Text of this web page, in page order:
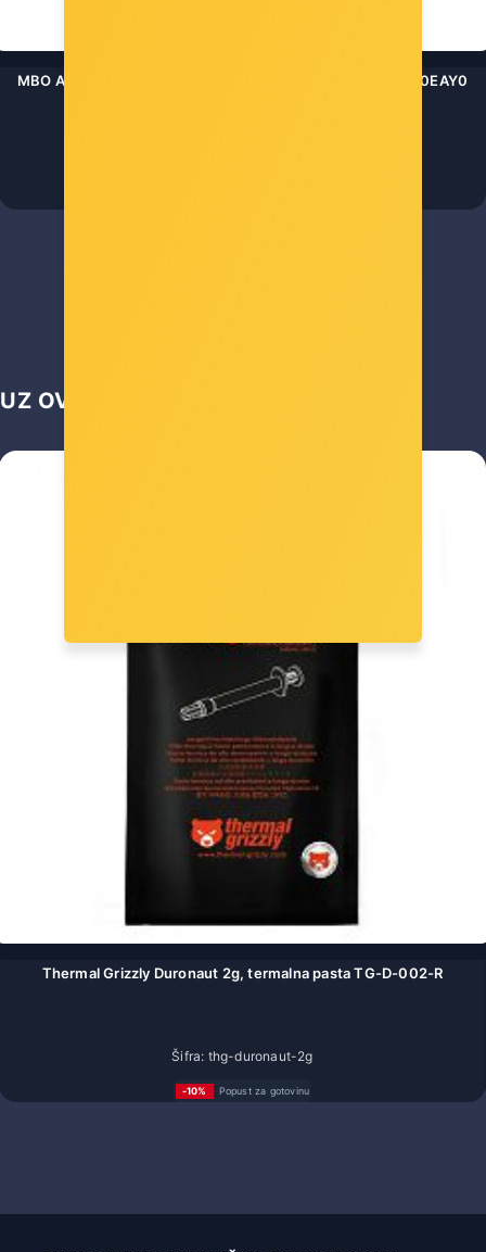
MBO AM5 AS ROG CROSSHAIR X870E HERO 90MB1IE0-M0EAY0
UZ OVAJ ARTIKL UZELI SU JOŠ...
Thermal Grizzly Duronaut 2g, termalna pasta TG-D-002-R
Šifra: thg-duronaut-2g
-10% Popust za gotovinu
16,00 €